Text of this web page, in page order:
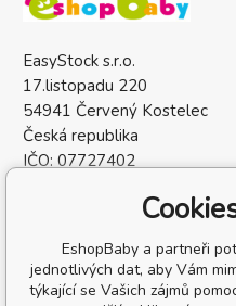
EasyStock s.r.o.
17.listopadu 220
54941 Červený Kostelec
Česká republika
IČO: 07727402
EshopBaby a partneři
jednotlivých dat, aby Vám
týkající se Vašich zájmů